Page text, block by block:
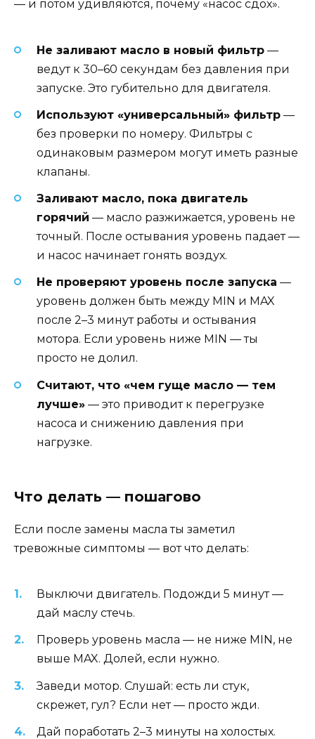
— и потом удивляются, почему «насос сдох».
Не заливают масло в новый фильтр —
ведут к 30–60 секундам без давления при
запуске. Это губительно для двигателя.
Используют «универсальный» фильтр —
без проверки по номеру. Фильтры с
одинаковым размером могут иметь разные
клапаны.
Заливают масло, пока двигатель
горячий — масло разжижается, уровень не
точный. После остывания уровень падает —
и насос начинает гонять воздух.
Не проверяют уровень после запуска —
уровень должен быть между MIN и MAX
после 2–3 минут работы и остывания
мотора. Если уровень ниже MIN — ты
просто не долил.
Считают, что «чем гуще масло — тем
лучше» — это приводит к перегрузке
насоса и снижению давления при
нагрузке.
Что делать — пошагово
Если после замены масла ты заметил
тревожные симптомы — вот что делать:
Выключи двигатель. Подожди 5 минут —
дай маслу стечь.
Проверь уровень масла — не ниже MIN, не
выше MAX. Долей, если нужно.
Заведи мотор. Слушай: есть ли стук,
скрежет, гул? Если нет — просто жди.
Дай поработать 2–3 минуты на холостых.